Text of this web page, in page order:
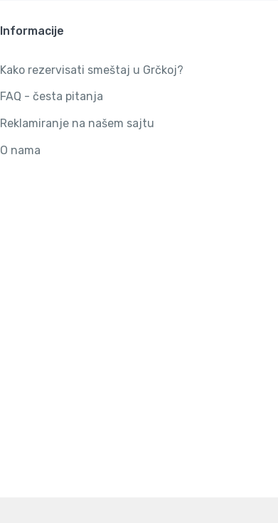
Informacije
Kako rezervisati smeštaj u Grčkoj?
FAQ - česta pitanja
Reklamiranje na našem sajtu
O nama